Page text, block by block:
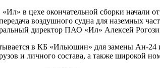
в цехе окончательной сборки начали
воздушного судна для наземных
директор ПАО «Ил» Алексей
в КБ «Ильюшин» для замены Ан-
и личного состава, а также широкой